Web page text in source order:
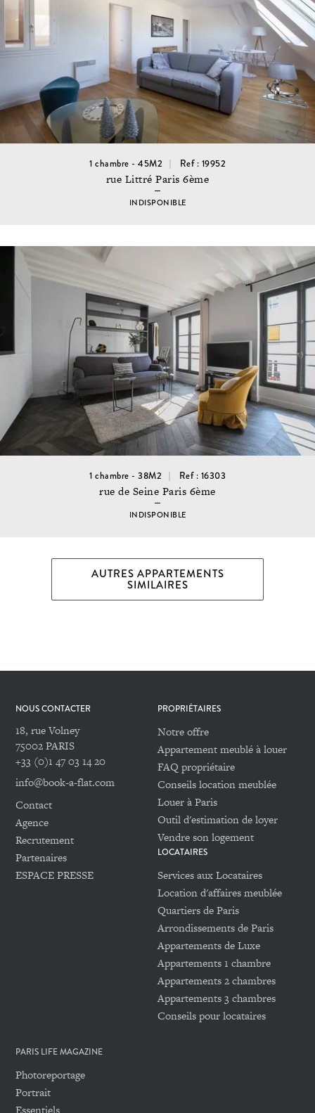
1 chambre - 45M2 Ref : 19952
rue Littré Paris 6ème
INDISPONIBLE
1 chambre - 38M2 Ref : 16303
rue de Seine Paris 6ème
INDISPONIBLE
AUTRES APPARTEMENTS
SIMILAIRES
NOUS CONTACTER
18, rue Volney
75002 PARIS
+33 (0)1 47 03 14 20
info@book-a-flat.com
Contact
Agence
Recrutement
Partenaires
ESPACE PRESSE
PROPRIÉTAIRES
Notre offre
Appartement meublé à louer
FAQ propriétaire
Conseils location meublée
Louer à Paris
Outil d'estimation de loyer
Vendre son logement
LOCATAIRES
Services aux Locataires
Location d'affaires meublée
Quartiers de Paris
Arrondissements de Paris
Appartements de Luxe
Appartements 1 chambre
Appartements 2 chambres
Appartements 3 chambres
Conseils pour locataires
PARIS LIFE MAGAZINE
Photoreportage
Portrait
Essentiels